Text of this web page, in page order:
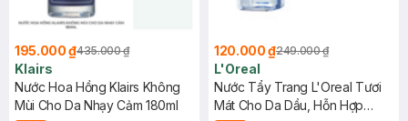
195.000 ₫435.000 ₫
Klairs
Nước Hoa Hồng Klairs Không
Mùi Cho Da Nhạy Cảm 180ml
120.000 ₫249.000 ₫
L'Oreal
Nước Tẩy Trang L'Oreal Tươi
Mát Cho Da Dầu, Hỗn Hợp